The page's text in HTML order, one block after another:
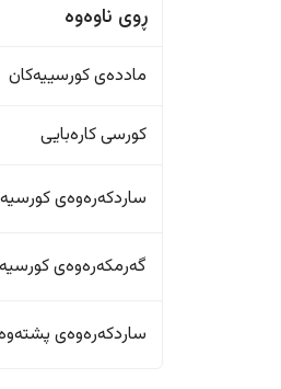
ڕوی ناوەوە
ماددەی کورسییەکان
کورسی کارەبایی
ساردکەرەوەی
گەرمکەرەوەی
ساردکەرەوەی